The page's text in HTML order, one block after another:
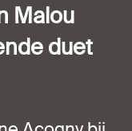
Malou
duet